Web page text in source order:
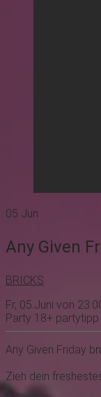
05 Jun
Any Given
BRICKS
Fr, 05.Juni von
Party 18+ partytipp
Any Given Friday
Zieh dein